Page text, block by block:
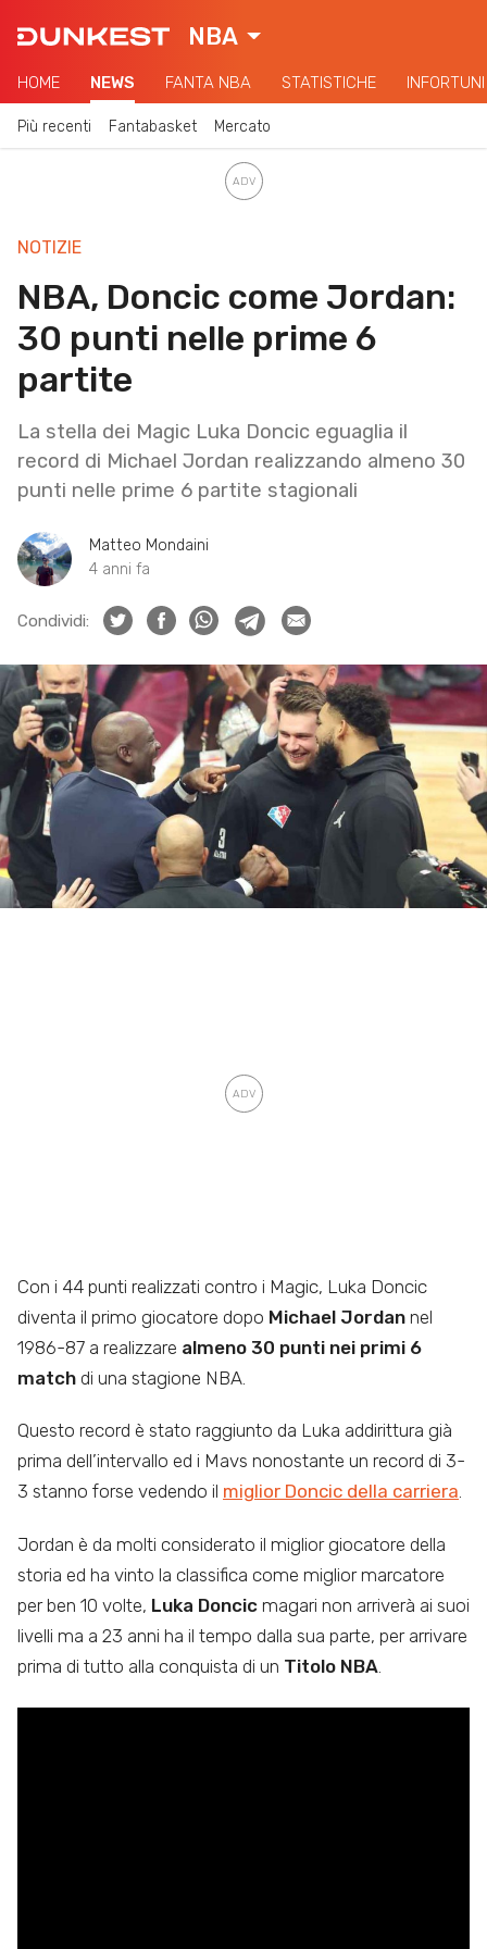
NBA
HOME NEWS FANTA NBA STATISTICHE INFORTUNI
Più recenti Fantabasket Mercato
NOTIZIE
NBA, Doncic come Jordan:
30 punti nelle prime 6
partite
La stella dei Magic Luka Doncic eguaglia il
record di Michael Jordan realizzando almeno 30
punti nelle prime 6 partite stagionali
Matteo Mondaini
4 anni fa
Condividi:
Con i 44 punti realizzati contro i Magic, Luka Doncic
diventa il primo giocatore dopo Michael Jordan nel
1986-87 a realizzare almeno 30 punti nei primi 6
match di una stagione NBA.
Questo record è stato raggiunto da Luka addirittura già
prima dell’intervallo ed i Mavs nonostante un record di 3-
3 stanno forse vedendo il miglior Doncic della carriera.
Jordan è da molti considerato il miglior giocatore della
storia ed ha vinto la classifica come miglior marcatore
per ben 10 volte, Luka Doncic magari non arriverà ai suoi
livelli ma a 23 anni ha il tempo dalla sua parte, per arrivare
prima di tutto alla conquista di un Titolo NBA.